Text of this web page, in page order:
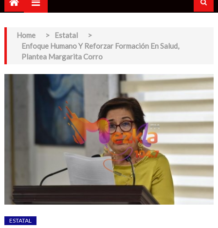
Home > Estatal
>
Enfoque Humano Y Reforzar Formación En Salud,
Plantea Margarita Corro
ESTATAL